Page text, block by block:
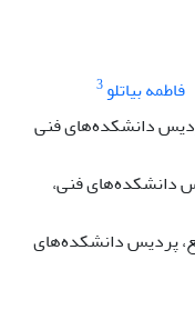
فاطمه بیاتلو3
دانشکده‌های فنی
دانشکده‌های فنی،
پردیس دانشکده‌های